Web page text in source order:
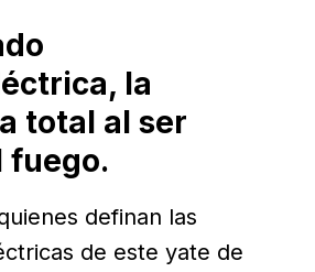
la
total al ser
fuego.
definan las
de este yate de